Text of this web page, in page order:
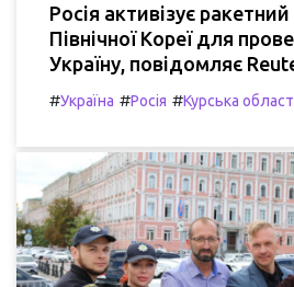
Росія активізує
Північної Кореї для
Україну, повідомляє
#Україна #Росія #Курська